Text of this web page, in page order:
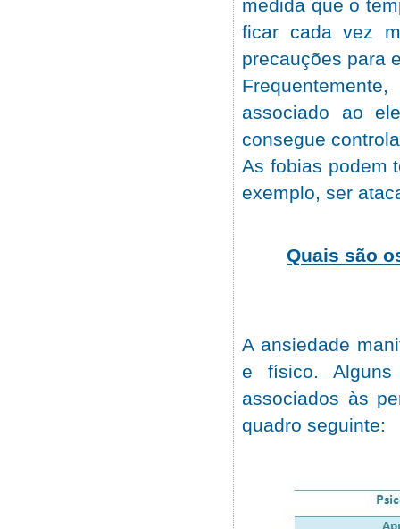
medida que o
ficar cada vez
precauções para
associado ao
consegue
As fobias podem
exemplo, ser
Quais são
A ansiedade
e físico.
associados às
quadro seguinte: